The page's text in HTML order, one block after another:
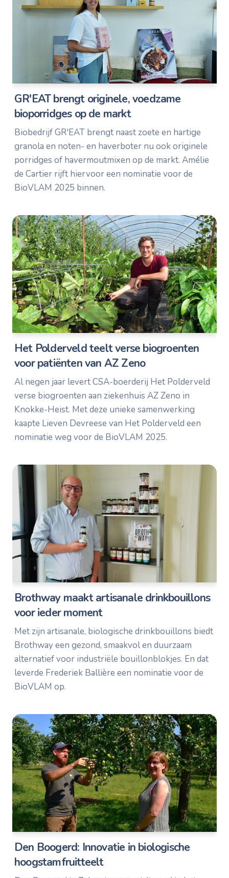
GR'EAT brengt originele, voedzame
bioporridges op de markt
Biobedrijf GR'EAT brengt naast zoete en hartige
granola en noten- en haverboter nu ook originele
porridges of havermoutmixen op de markt. Amélie
de Cartier rijft hiervoor een nominatie voor de
BioVLAM 2025 binnen.
Het Polderveld teelt verse biogroenten
voor patiënten van AZ Zeno
Al negen jaar levert CSA-boerderij Het Polderveld
verse biogroenten aan ziekenhuis AZ Zeno in
Knokke-Heist. Met deze unieke samenwerking
kaapte Lieven Devreese van Het Polderveld een
nominatie weg voor de BioVLAM 2025.
Brothway maakt artisanale drinkbouillons
voor ieder moment
Met zijn artisanale, biologische drinkbouillons biedt
Brothway een gezond, smaakvol en duurzaam
alternatief voor industriële bouillonblokjes. En dat
leverde Frederiek Ballière een nominatie voor de
BioVLAM op.
Den Boogerd: Innovatie in biologische
hoogstamfruitteelt